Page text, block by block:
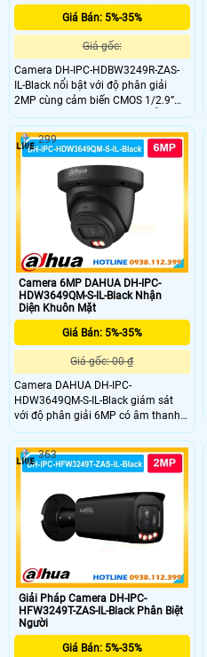
Giá Bán: 5%-35%
Giá gốc:
Camera DH-IPC-HDBW3249R-ZAS-
IL-Black nổi bật với độ phân giải
2MP cùng cảm biến CMOS 1/2.9”
cho hình ảnh rõ nét cả ngày lẫn
đêm. Ống kính zoom linh hoạt 2.7–
13.5mm giúp quan sát nhiều góc
độ. Trang bị công nghệ chiếu sáng
kép tầm xa 50m kết hợp AI thông
minh giúp nhận diện chính xác
người và phương tiện.
Camera 6MP DAHUA DH-IPC-
HDW3649QM-S-IL-Black Nhận
Diện Khuôn Mặt
Giá Bán: 5%-35%
Giá gốc: 00 ₫
Camera DAHUA DH-IPC-
HDW3649QM-S-IL-Black giám sát
với độ phân giải 6MP có âm thanh
nhờ mic tích hợp trên camera. Khả
năng phát hiện chuyển động phân
biệt người và xe chuẩn sát giám sát
an ninh tối ưu hơn. Giám sát ban
đêm với 2 chế độ hồng ngoại
299
Giải Pháp Camera DH-IPC-
HFW3249T-ZAS-IL-Black Phân Biệt
Người
Giá Bán: 5%-35%
363